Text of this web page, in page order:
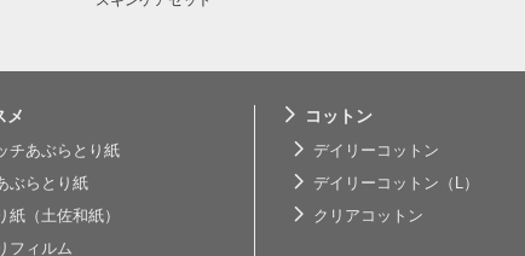
メ
チあぶらとり紙
ぶらとり紙
紙（土佐和紙）
フィルム
コットン
デイリーコットン
デイリーコットン（L）
クリアコットン